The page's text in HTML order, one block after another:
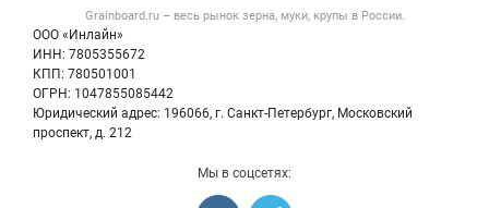
Grainboard.ru – весь рынок зерна, муки, крупы в России.
ООО «Инлайн»
ИНН: 7805355672
КПП: 780501001
ОГРН: 1047855085442
Юридический адрес: 196066, г. Санкт-Петербург, Московский
проспект, д. 212
Политика обработки персональных данных
Мука
Мы в соцсетях: